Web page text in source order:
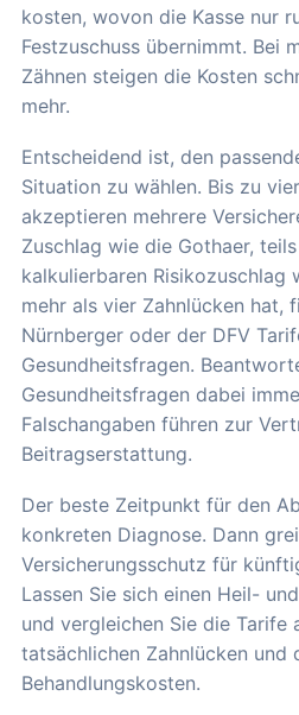
kosten, wovon die Kasse nur
Festzuschuss übernimmt. Bei
Zähnen steigen die Kosten
mehr.
Entscheidend ist, den
Situation zu wählen. Bis zu
akzeptieren mehrere
Zuschlag wie die Gothaer,
kalkulierbaren Risikozuschlag
mehr als vier Zahnlücken hat,
Nürnberger oder der DFV
Gesundheitsfragen.
Gesundheitsfragen dabei
Falschangaben führen zur
Beitragserstattung.
Der beste Zeitpunkt für den
konkreten Diagnose. Dann
Versicherungsschutz für
Lassen Sie sich einen Heil-
und vergleichen Sie die Tarife
tatsächlichen Zahnlücken und
Behandlungskosten.